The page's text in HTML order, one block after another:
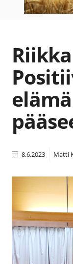
8.6.2023 Matti